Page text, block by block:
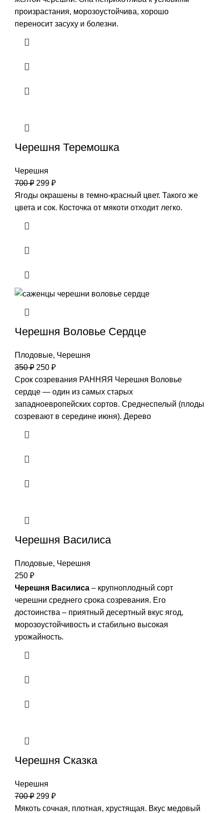
произрастания, морозоустойчива, хорошо
переносит засуху и болезни.
Черешня Теремошка
Черешня
700₽ 299 ₽
Ягоды окрашены в темно-красный цвет. Такого же
цвета и сок. Косточка от мякоти отходит легко.
Черешня Воловье Сердце
Плодовые, Черешня
350₽ 250 ₽
Срок созревания РАННЯЯ Черешня Воловье
сердце — один из самых старых
западноевропейских сортов. Среднеспелый (плоды
созревают в середине июня). Дерево
Черешня Василиса
Плодовые, Черешня
250 ₽
Черешня Василиса – крупноплодный сорт
черешни среднего срока созревания. Его
достоинства – приятный десертный вкус ягод,
морозоустойчивость и стабильно высокая
урожайность.
Черешня Сказка
Черешня
700₽ 299 ₽
Мякоть сочная, плотная, хрустящая. Вкус медовый